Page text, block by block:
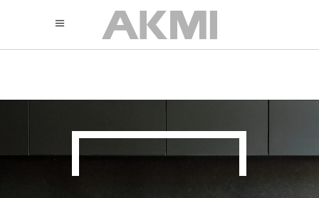
895